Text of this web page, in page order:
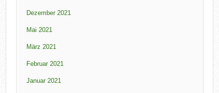
Dezember 2021
Mai 2021
März 2021
Februar 2021
Januar 2021